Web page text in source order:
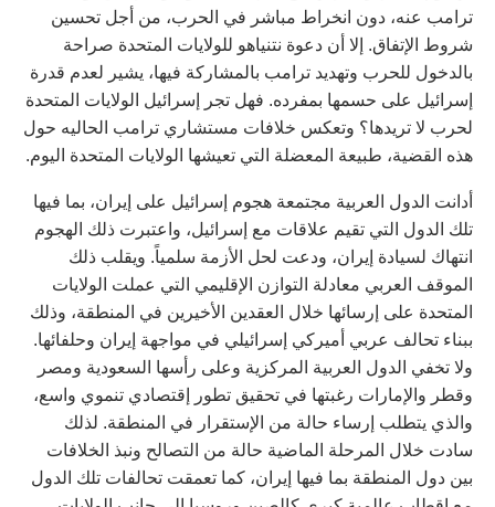
ترامب عنه، دون انخراط مباشر في الحرب، من أجل تحسين
شروط الإتفاق. إلا أن دعوة نتنياهو للولايات المتحدة صراحة
بالدخول للحرب وتهديد ترامب بالمشاركة فيها، يشير لعدم قدرة
إسرائيل على حسمها بمفرده. فهل تجر إسرائيل الولايات المتحدة
لحرب لا تريدها؟ وتعكس خلافات مستشاري ترامب الحاليه حول
هذه القضية، طبيعة المعضلة التي تعيشها الولايات المتحدة اليوم.
أدانت الدول العربية مجتمعة هجوم إسرائيل على إيران، بما فيها
تلك الدول التي تقيم علاقات مع إسرائيل، واعتبرت ذلك الهجوم
انتهاك لسيادة إيران، ودعت لحل الأزمة سلمياً. ويقلب ذلك
الموقف العربي معادلة التوازن الإقليمي التي عملت الولايات
المتحدة على إرسائها خلال العقدين الأخيرين في المنطقة، وذلك
ببناء تحالف عربي أميركي إسرائيلي في مواجهة إيران وحلفائها.
ولا تخفي الدول العربية المركزية وعلى رأسها السعودية ومصر
وقطر والإمارات رغبتها في تحقيق تطور إقتصادي تنموي واسع،
والذي يتطلب إرساء حالة من الإستقرار في المنطقة. لذلك
سادت خلال المرحلة الماضية حالة من التصالح ونبذ الخلافات
بين دول المنطقة بما فيها إيران، كما تعمقت تحالفات تلك الدول